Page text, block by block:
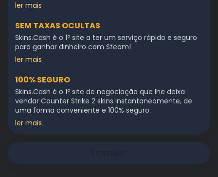
ler mais
SEM TAXAS OCULTAS
Skins.Cash é o 1º site a ter um serviço rápido e seguro
para ganhar dinheiro com Steam!
ler mais
100% SEGURO
Skins.Cash é o 1º site de negociação que lhe deixa
vendar Counter Strike 2 skins instantaneamente, de
uma forma conveniente e 100% seguro.
ler mais
Trustpilot